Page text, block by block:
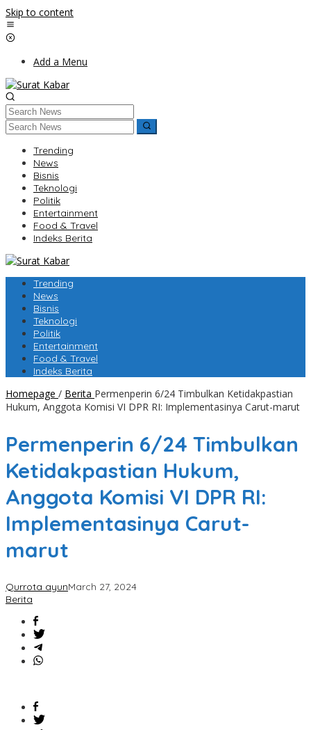
Skip to content
Add a Menu
Trending
News
Bisnis
Teknologi
Politik
Entertainment
Food & Travel
Indeks Berita
Trending
News
Bisnis
Teknologi
Politik
Entertainment
Food & Travel
Indeks Berita
Homepage / Berita Permenperin 6/24 Timbulkan Ketidakpastian
Hukum, Anggota Komisi VI DPR RI: Implementasinya Carut-marut
Permenperin 6/24 Timbulkan
Ketidakpastian Hukum,
Anggota Komisi VI DPR RI:
Implementasinya Carut-
marut
Qurrota ayunMarch 27, 2024
Berita